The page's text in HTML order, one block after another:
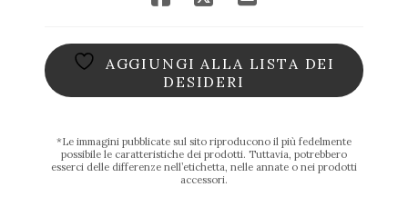
AGGIUNGI ALLA LISTA DEI
DESIDERI
*Le immagini pubblicate sul sito riproducono il più fedelmente
possibile le caratteristiche dei prodotti. Tuttavia, potrebbero
esserci delle differenze nell’etichetta, nelle annate o nei prodotti
accessori.